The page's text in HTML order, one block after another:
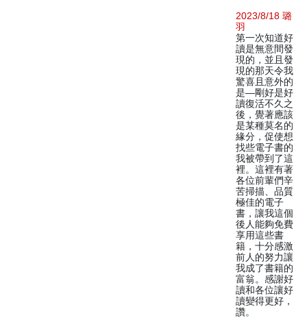
2023/8/18 璐
羽
第一次知道好
讀是無意間發
現的，並且發
現的那天令我
驚喜且意外的
是—剛好是好
讀復活不久之
後，覺著應該
是某種莫名的
緣分，促使想
找些電子書的
我被帶到了這
裡。這裡有著
各位前輩們辛
苦掃描、品質
極佳的電子
書，讓我這個
後人能夠免費
享用這些書
籍，十分感激
前人的努力讓
我成了書籍的
富翁。感謝好
讀和各位讓好
讀變得更好，
讚。